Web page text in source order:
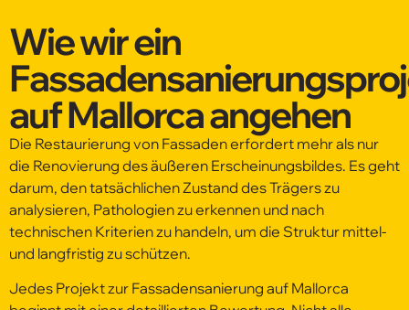
Wie wir ein
auf Mallorca angehen
Die Restaurierung von Fassaden erfordert mehr als nur
die Renovierung des äußeren Erscheinungsbildes. Es geht
darum, den tatsächlichen Zustand des Trägers zu
analysieren, Pathologien zu erkennen und nach
technischen Kriterien zu handeln, um die Struktur mittel-
und langfristig zu schützen.
Jedes Projekt zur Fassadensanierung auf Mallorca